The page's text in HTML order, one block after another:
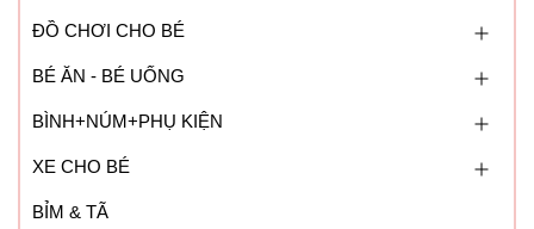
ĐỒ CHƠI CHO BÉ
BÉ ĂN - BÉ UỐNG
BÌNH+NÚM+PHỤ KIỆN
XE CHO BÉ
BỈM & TÃ